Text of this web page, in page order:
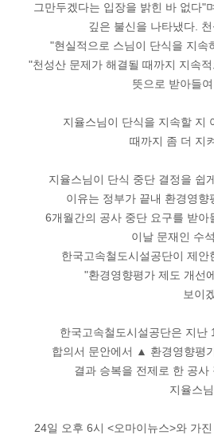
그만두겠다는 입장을 밝힌 바 없다"
깊은 불신을 나타냈다.
"현실적으로 스님이 단식을 지속
"천성산 문제가 해결될 때까지 지속
뜻으로 받아들
지율스님이 단식을 지속할 지
때까지 좀 더 지
지율스님이 단식 중단 결정을 쉽
이유는 정부가 끝내 환경영
6개월간의 공사 중단 요구를 받아
이날 문재인 수
한국고속철도시설공단이 제안
"환경영향평가 제도 개선
보이
한국고속철도시설공단은 지난
합의서 문안에서 ▲ 환경영향평
결과 승복을 전제로 한 공
지율스
24일 오후 6시 <오마이뉴스>와 가